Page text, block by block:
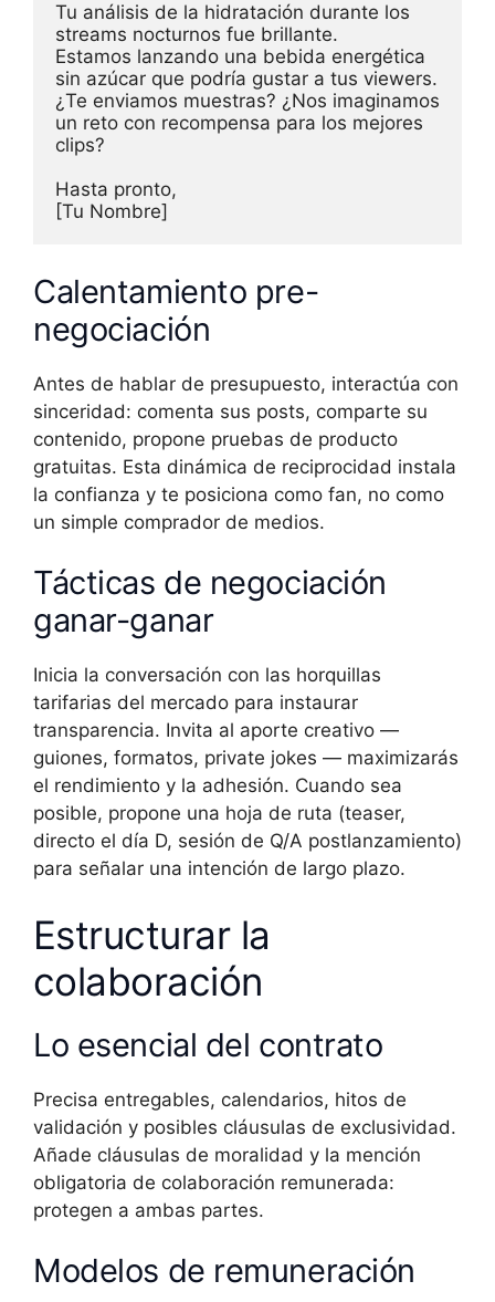
Tu análisis de la hidratación durante los
streams nocturnos fue brillante.
Estamos lanzando una bebida energética
sin azúcar que podría gustar a tus viewers.
¿Te enviamos muestras? ¿Nos imaginamos
un reto con recompensa para los mejores
clips?
Hasta pronto,
[Tu Nombre]
Calentamiento pre-
negociación
Antes de hablar de presupuesto, interactúa con
sinceridad: comenta sus posts, comparte su
contenido, propone pruebas de producto
gratuitas. Esta dinámica de reciprocidad instala
la confianza y te posiciona como fan, no como
un simple comprador de medios.
Tácticas de negociación
ganar-ganar
Inicia la conversación con las horquillas
tarifarias del mercado para instaurar
transparencia. Invita al aporte creativo —
guiones, formatos, private jokes — maximizarás
el rendimiento y la adhesión. Cuando sea
posible, propone una hoja de ruta (teaser,
directo el día D, sesión de Q/A postlanzamiento)
para señalar una intención de largo plazo.
Estructurar la
colaboración
Lo esencial del contrato
Precisa entregables, calendarios, hitos de
validación y posibles cláusulas de exclusividad.
Añade cláusulas de moralidad y la mención
obligatoria de colaboración remunerada:
protegen a ambas partes.
Modelos de remuneración